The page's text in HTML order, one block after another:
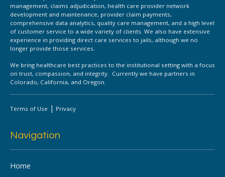
management, claims adjudication, health care provider network
development and maintenance, provider claim payments,
comprehensive data analytics, quality care management, and a high level
of customer service to a wide variety of clients. We also have extensive
experience in providing direct care services to jails, although we no
longer provide those services.
We bring healthcare best practices to the institutional setting with a focus
on trust, compassion, and integrity. Currently we have partners in
Colorado, California, and Oregon.
Terms of Use | Privacy
Navigation
Home